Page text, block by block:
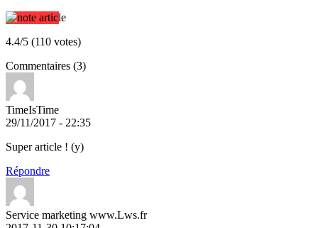
4.4/5 (110 votes)
Commentaires (3)
TimeIsTime
29/11/2017 - 22:35
Super article ! (y)
Répondre
Service marketing www.Lws.fr